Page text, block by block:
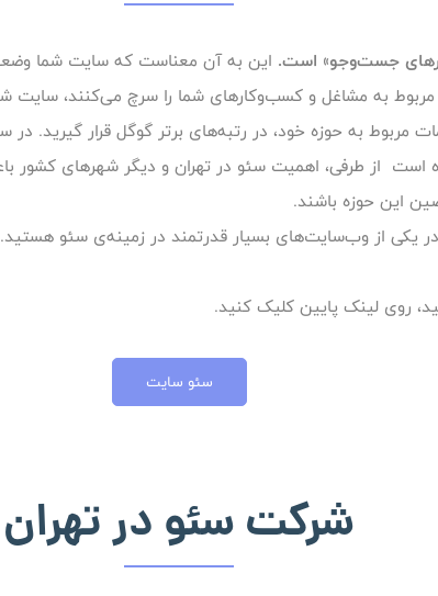
این به آن معناست که سایت شما
به مشاغل و کسب‌وکارهای شما را سرچ می‌کنند، سایت
به حوزه خود، در رتبه‌های برتر گوگل قرار گیرید.
از طرفی، اهمیت سئو در تهران و دیگر شهرهای
این حوزه باشند.
یکی از وب‌سایت‌های بسیار قدرتمند در زمینه‌ی سئو
روی لینک پایین کلیک کنید.
سئو سایت
شرکت سئو در تهران